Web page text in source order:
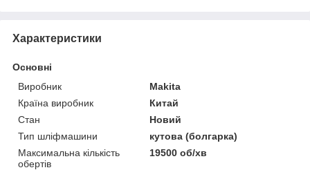
Характеристики
Основні
Виробник
Makita
Країна виробник
Китай
Стан
Новий
Тип шліфмашини
кутова (болгарка)
Максимальна кількість
обертів
19500 об/хв